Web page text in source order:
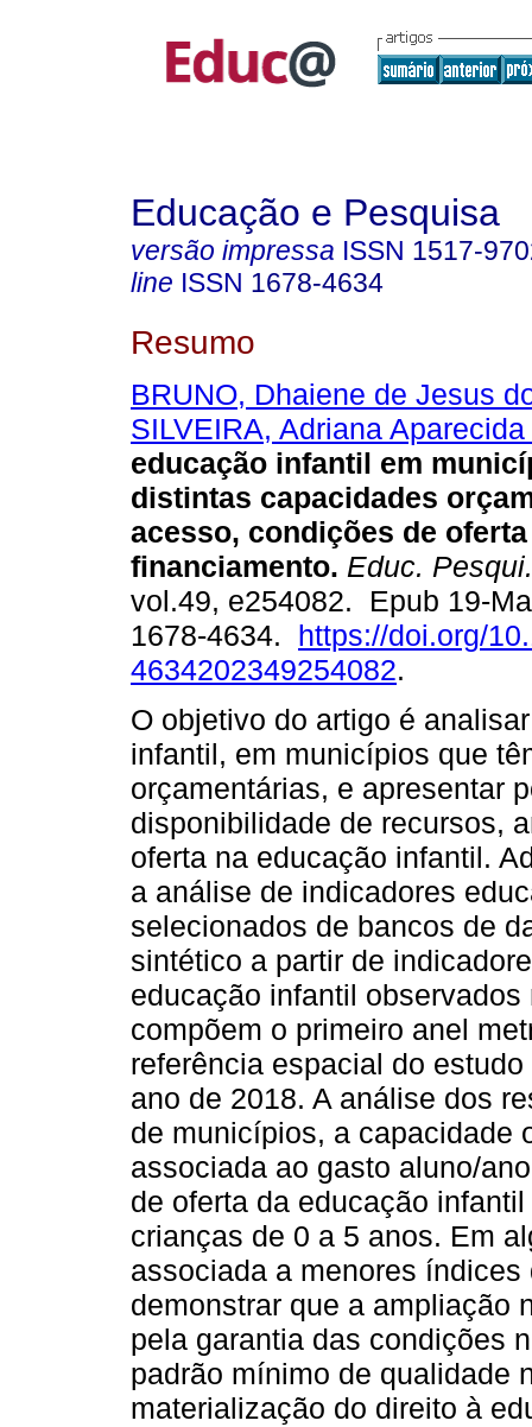
Educação e Pesquisa
versão impressa ISSN 1517-
line ISSN 1678-4634
Resumo
BRUNO, Dhaiene de Jesus
SILVEIRA, Adriana
educação infantil em
distintas capacidades
acesso, condições de oferta
financiamento. Educ. Pesqui.
vol.49, e254082. Epub 19-
1678-4634. https://doi.org/
4634202349254082.
O objetivo do artigo é
infantil, em municípios que
orçamentárias, e apresentar
disponibilidade de recursos,
oferta na educação infantil.
a análise de indicadores
selecionados de bancos de
sintético a partir de
educação infantil
compõem o primeiro anel
referência espacial do
ano de 2018. A análise dos
de municípios, a capacidade
associada ao gasto aluno/
de oferta da educação
crianças de 0 a 5 anos. Em
associada a menores
demonstrar que a ampliação
pela garantia das condições
padrão mínimo de qualidade
materialização do direito à